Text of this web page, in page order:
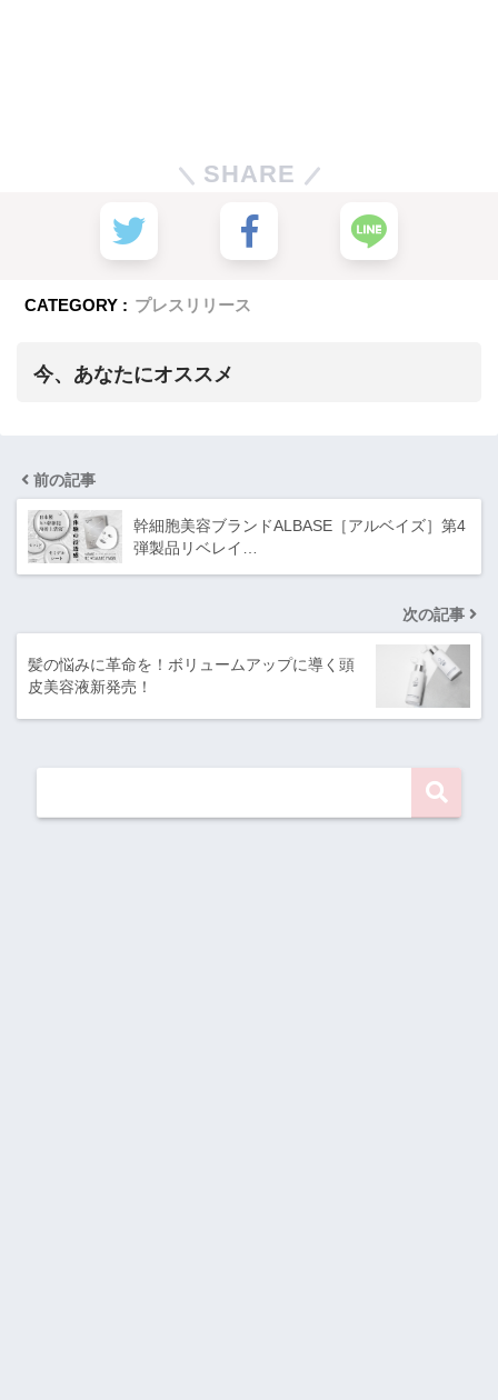
SHARE
CATEGORY : プレスリリース
今、あなたにオススメ
前の記事
幹細胞美容ブランドALBASE［アルベイズ］第4
弾製品リベレイ…
次の記事
髪の悩みに革命を！ボリュームアップに導く頭
皮美容液新発売！